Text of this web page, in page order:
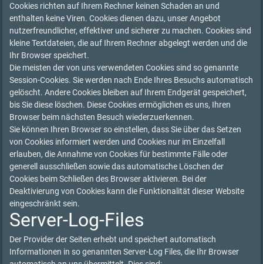
Cookies richten auf Ihrem Rechner keinen Schaden an und
enthalten keine Viren. Cookies dienen dazu, unser Angebot
nutzerfreundlicher, effektiver und sicherer zu machen. Cookies sind
kleine Textdateien, die auf Ihrem Rechner abgelegt werden und die
Ihr Browser speichert.
Die meisten der von uns verwendeten Cookies sind so genannte
Session-Cookies. Sie werden nach Ende Ihres Besuchs automatisch
gelöscht. Andere Cookies bleiben auf Ihrem Endgerät gespeichert,
bis Sie diese löschen. Diese Cookies ermöglichen es uns, Ihren
Browser beim nächsten Besuch wiederzuerkennen.
Sie können Ihren Browser so einstellen, dass Sie über das Setzen
von Cookies informiert werden und Cookies nur im Einzelfall
erlauben, die Annahme von Cookies für bestimmte Fälle oder
generell ausschließen sowie das automatische Löschen der
Cookies beim Schließen des Browser aktivieren. Bei der
Deaktivierung von Cookies kann die Funktionalität dieser Website
eingeschränkt sein.
Server-Log-Files
Der Provider der Seiten erhebt und speichert automatisch
Informationen in so genannten Server-Log Files, die Ihr Browser